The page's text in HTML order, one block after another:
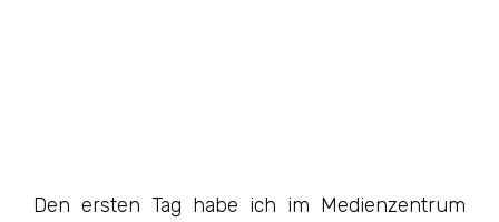
Den ersten Tag habe ich im Medienzentrum